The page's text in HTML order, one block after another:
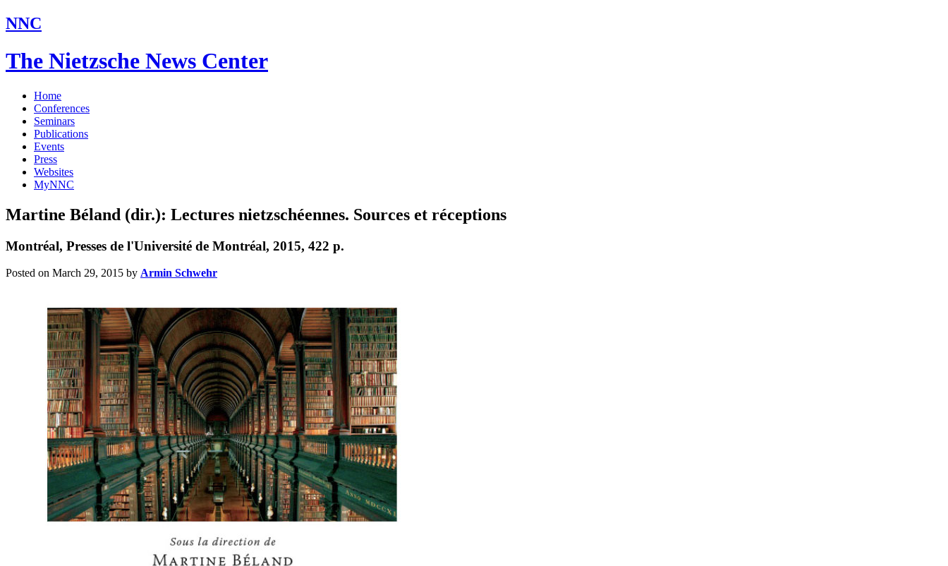
NNC
The Nietzsche News Center
Home
Conferences
Seminars
Publications
Events
Press
Websites
MyNNC
Martine Béland (dir.): Lectures nietzschéennes. Sources et réceptions
Montréal, Presses de l'Université de Montréal, 2015, 422 p.
Posted on March 29, 2015 by Armin Schwehr